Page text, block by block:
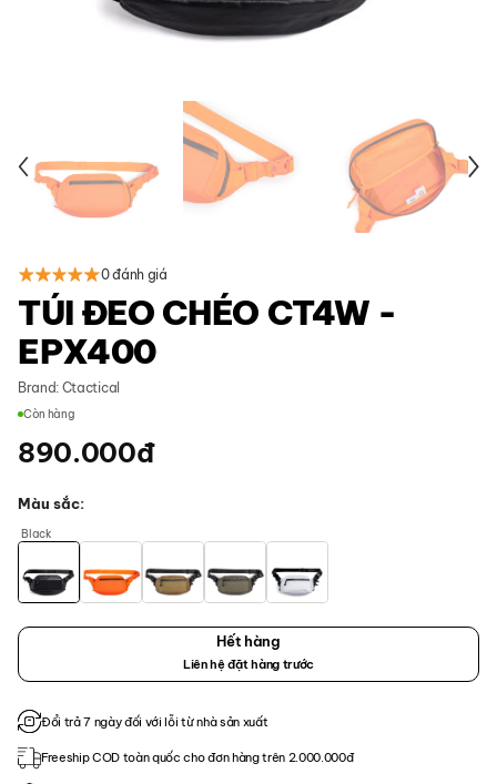
0 đánh giá
TÚI ĐEO CHÉO CT4W -
EPX400
Brand: Ctactical
Còn hàng
890.000đ
Màu sắc
Black
Hết hàng
Liên hệ đặt hàng trước
Đổi trả 7 ngày đối với lỗi từ nhà sản xuất
Freeship COD toàn quốc cho đơn hàng trên 2.000.000đ